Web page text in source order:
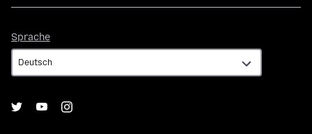
Sprache